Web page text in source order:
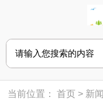
当前位置：首页 > 新闻